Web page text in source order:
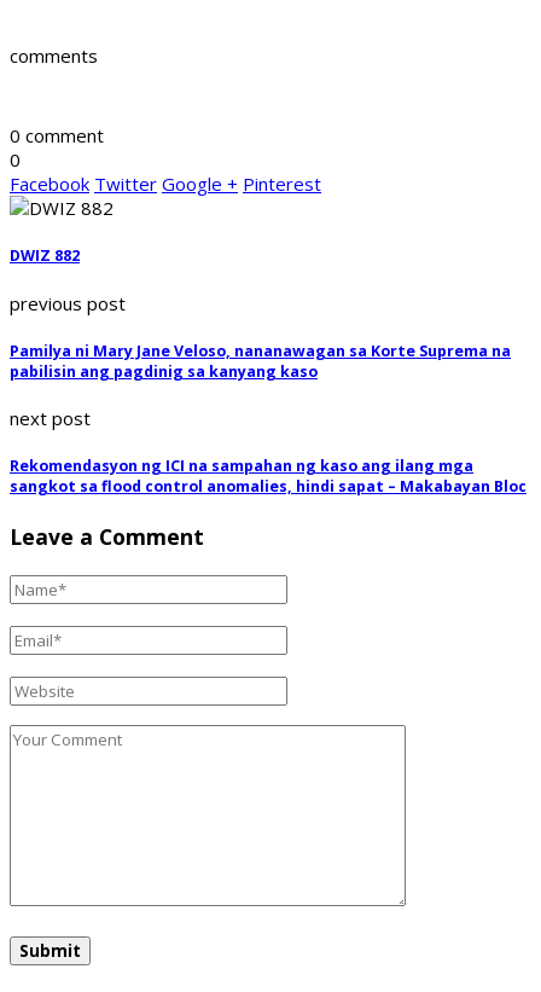
comments
0 comment
0
Facebook Twitter Google + Pinterest
DWIZ 882
previous post
Pamilya ni Mary Jane Veloso, nananawagan sa Korte Suprema na
pabilisin ang pagdinig sa kanyang kaso
next post
Rekomendasyon ng ICI na sampahan ng kaso ang ilang mga
sangkot sa flood control anomalies, hindi sapat – Makabayan Bloc
Leave a Comment